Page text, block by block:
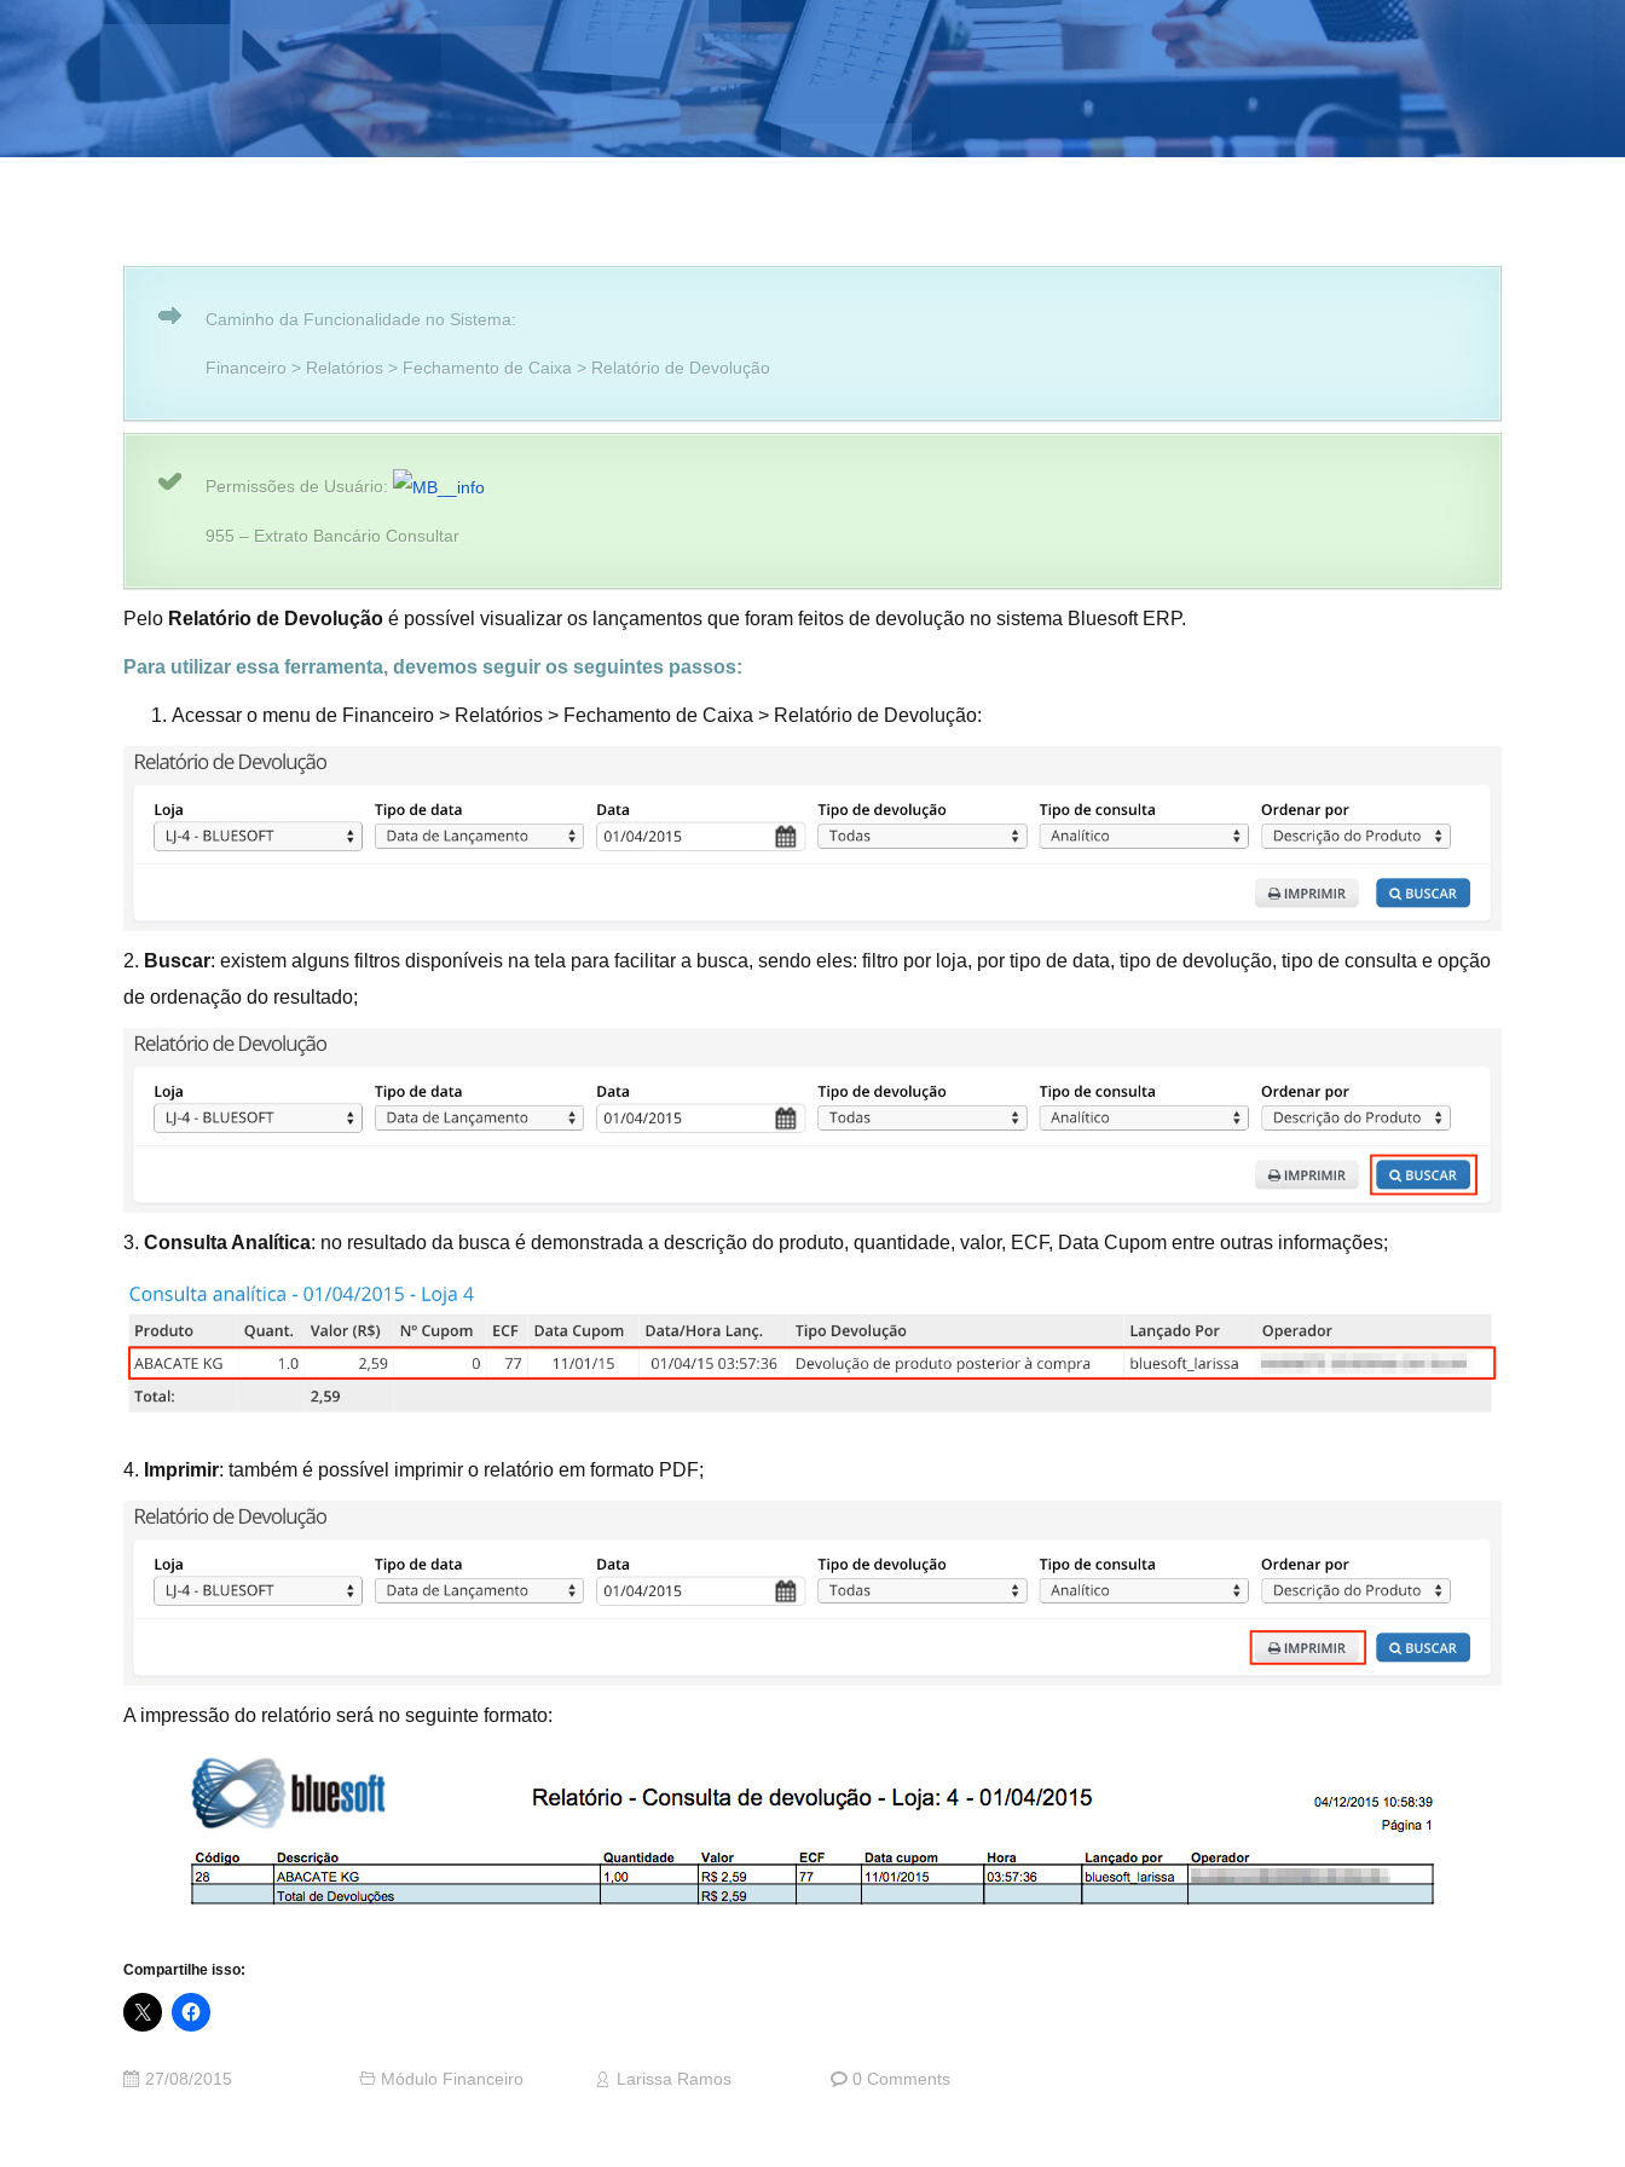
Caminho da Funcionalidade no Sistema:
Financeiro > Relatórios > Fechamento de Caixa > Relatório de Devolução
Permissões de Usuário:
955 – Extrato Bancário Consultar
Pelo Relatório de Devolução é possível visualizar os lançamentos que foram feitos de devolução no sistema Bluesoft ERP.
Para utilizar essa ferramenta, devemos seguir os seguintes passos:
Acessar o menu de Financeiro > Relatórios > Fechamento de Caixa > Relatório de Devolução:
2. Buscar: existem alguns filtros disponíveis na tela para facilitar a busca, sendo eles: filtro por loja, por tipo de data, tipo de devolução, tipo de consulta e opção
de ordenação do resultado;
3. Consulta Analítica: no resultado da busca é demonstrada a descrição do produto, quantidade, valor, ECF, Data Cupom entre outras informações;
4. Imprimir: também é possível imprimir o relatório em formato PDF;
A impressão do relatório será no seguinte formato:
Compartilhe isso:
27/08/2015 Módulo Financeiro Larissa Ramos 0 Comments